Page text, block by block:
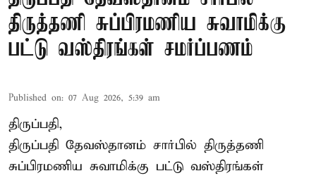
திருத்தணி சுப்பிரமணிய சுவாமிக்கு
பட்டு வஸ்திரங்கள் சமர்ப்பணம்
Published on: 07 Aug 2026, 5:39 am
திருப்பதி,
திருப்பதி தேவஸ்தானம் சார்பில் திருத்தணி
சுப்பிரமணிய சுவாமிக்கு பட்டு வஸ்திரங்கள்